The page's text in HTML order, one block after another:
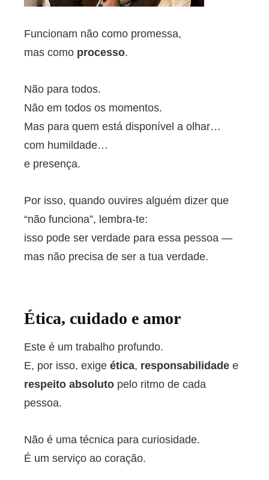
Funcionam não como promessa,
mas como processo.
Não para todos.
Não em todos os momentos.
Mas para quem está disponível a olhar…
com humildade…
e presença.
Por isso, quando ouvires alguém dizer que
“não funciona”, lembra-te:
isso pode ser verdade para essa pessoa —
mas não precisa de ser a tua verdade.
Ética, cuidado e amor
Este é um trabalho profundo.
E, por isso, exige ética, responsabilidade e
respeito absoluto pelo ritmo de cada
pessoa.
Não é uma técnica para curiosidade.
É um serviço ao coração.